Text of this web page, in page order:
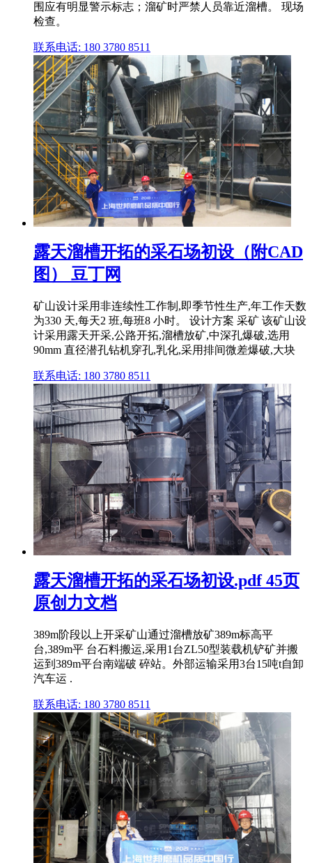
围应有明显警示标志；溜矿时严禁人员靠近溜槽。 现场
检查。
联系电话: 180 3780 8511
露天溜槽开拓的采石场初设（附CAD
图） 豆丁网
矿山设计采用非连续性工作制,即季节性生产,年工作天数
为330 天,每天2 班,每班8 小时。 设计方案 采矿 该矿山设
计采用露天开采,公路开拓,溜槽放矿,中深孔爆破,选用
90mm 直径潜孔钻机穿孔,乳化,采用排间微差爆破,大块
联系电话: 180 3780 8511
露天溜槽开拓的采石场初设.pdf 45页
原创力文档
389m阶段以上开采矿山通过溜槽放矿389m标高平
台,389m平 台石料搬运,采用1台ZL50型装载机铲矿并搬
运到389m平台南端破 碎站。外部运输采用3台15吨t自卸
汽车运 .
联系电话: 180 3780 8511